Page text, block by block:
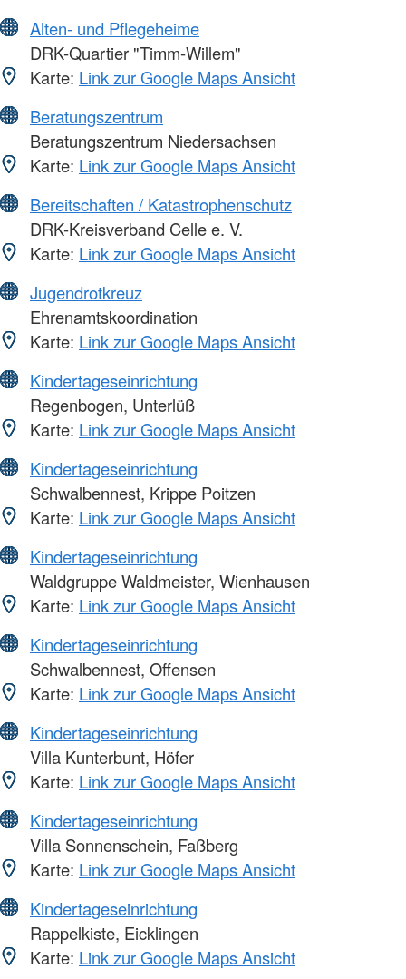
Alten- und Pflegeheime
DRK-Quartier "Timm-Willem"
Karte: Link zur Google Maps Ansicht
Beratungszentrum
Beratungszentrum Niedersachsen
Karte: Link zur Google Maps Ansicht
Bereitschaften / Katastrophenschutz
DRK-Kreisverband Celle e. V.
Karte: Link zur Google Maps Ansicht
Jugendrotkreuz
Ehrenamtskoordination
Karte: Link zur Google Maps Ansicht
Kindertageseinrichtung
Regenbogen, Unterlüß
Karte: Link zur Google Maps Ansicht
Kindertageseinrichtung
Schwalbennest, Krippe Poitzen
Karte: Link zur Google Maps Ansicht
Kindertageseinrichtung
Waldgruppe Waldmeister, Wienhausen
Karte: Link zur Google Maps Ansicht
Kindertageseinrichtung
Schwalbennest, Offensen
Karte: Link zur Google Maps Ansicht
Kindertageseinrichtung
Villa Kunterbunt, Höfer
Karte: Link zur Google Maps Ansicht
Kindertageseinrichtung
Villa Sonnenschein, Faßberg
Karte: Link zur Google Maps Ansicht
Kindertageseinrichtung
Rappelkiste, Eicklingen
Karte: Link zur Google Maps Ansicht